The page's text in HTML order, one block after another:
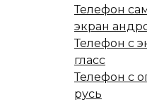
Телефон
экран
Телефон с
гласс
Телефон с
русь